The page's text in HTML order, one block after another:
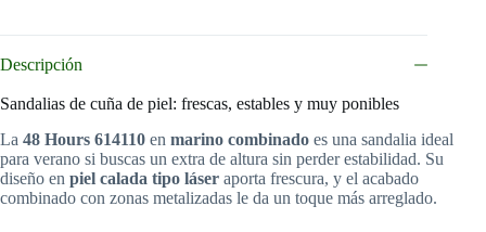
piel
cantidad
Descripción
Sandalias de cuña de piel: frescas, estables y muy ponibles
La 48 Hours 614110 en marino combinado es una sandalia ideal
para verano si buscas un extra de altura sin perder estabilidad. Su
diseño en piel calada tipo láser aporta frescura, y el acabado
combinado con zonas metalizadas le da un toque más arreglado.